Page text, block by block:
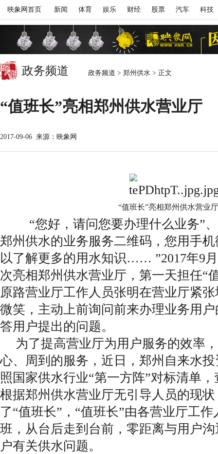
映象网首页 新闻 体育 娱乐 财经 股票 汽车 科技
政务频道 政务频道 > 郑州供水 > 正文
“值班长”亮相郑州供水营业厅
2017-09-06 来源：映象网
“值班长”亮相郑州供水营业厅
“您好，请问您要办理什么业务”
郑州供水的业务服务二维码，您用手
以了解更多的用水知识…… ”2017年9
次亮相郑州供水营业厅，第一天担任“
原路营业厅工作人员张明在营业厅紧
微笑，主动上前询问前来办理业务用
答用户提出的问题。
为了提高营业厅为用户服务的效率
心、周到的服务，近日，郑州自来水
照国家供水行业“第一方阵”对标清单
根据郑州供水营业厅无引导人员的现
了“值班长”，“值班长”由各营业厅工
班，从台后走到台前，零距离与用户
户有关供水问题。